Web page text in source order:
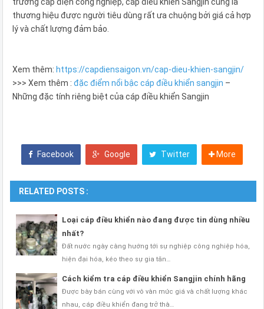
thương hiệu được người tiêu dùng rất ưa chuộng bởi giá cả hợp
lý và chất lượng đảm bảo.
Xem thêm: https://capdiensaigon.vn/cap-dieu-khien-sangjin/
>>> Xem thêm : đặc điểm nổi bậc cáp điều khiển sangjin –
Những đặc tính riêng biệt của cáp điều khiển Sangjin
Facebook Google Twitter More
RELATED POSTS :
Loại cáp điều khiển nào đang được tin dùng nhiều
nhất?
Đất nước ngày càng hướng tới sự nghiệp công nghiệp hóa,
hiện đại hóa, kéo theo sự gia tăn…
Cách kiểm tra cáp điều khiển Sangjin chính hãng
Được bày bán cùng với vô vàn mức giá và chất lượng khác
nhau, cáp điều khiển đang trở thà…